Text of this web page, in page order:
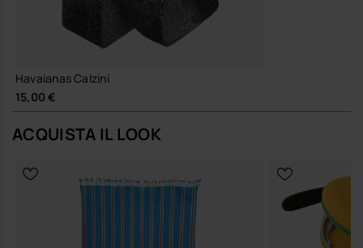
Havaianas Calzini
15,00 €
ACQUISTA IL LOOK